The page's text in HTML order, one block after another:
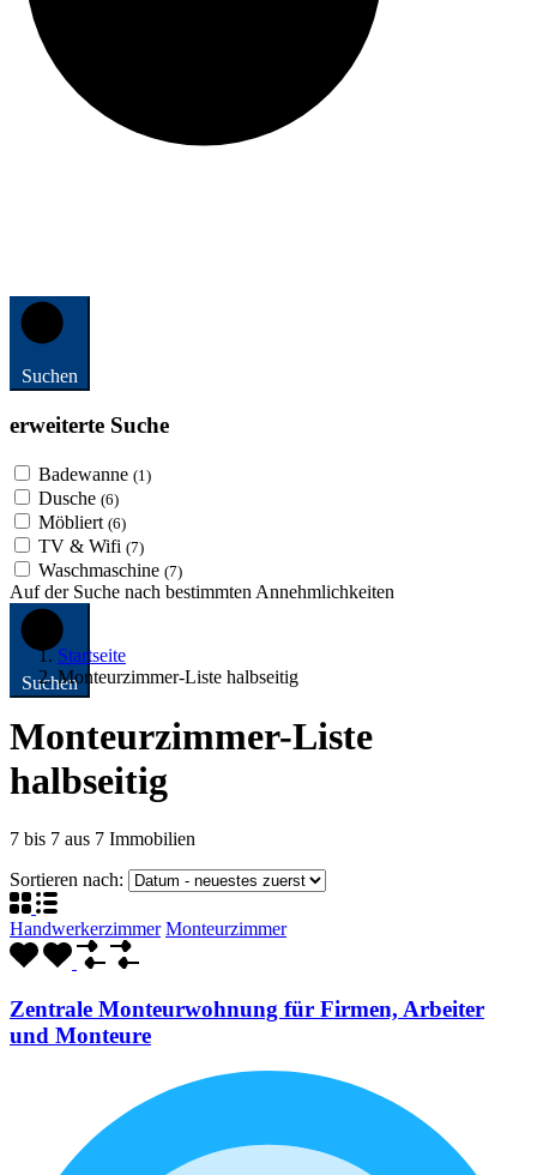
Suchen
erweiterte Suche
Badewanne (1)
Dusche (6)
Möbliert (6)
TV & Wifi (7)
Waschmaschine (7)
Auf der Suche nach bestimmten Annehmlichkeiten
Suchen
Startseite
Monteurzimmer-Liste halbseitig
Monteurzimmer-Liste
halbseitig
7 bis 7 aus 7 Immobilien
Sortieren nach:
Handwerkerzimmer Monteurzimmer
Zentrale Monteurwohnung für Firmen, Arbeiter
und Monteure